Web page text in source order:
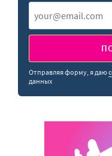
Отправляя форму, я даю
данных